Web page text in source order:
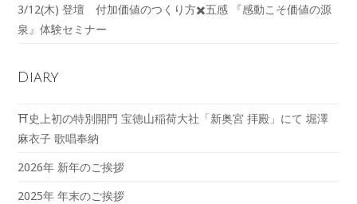
3/12(木) 登壇 付加価値のつくり方✖️五感 『感動こそ価値の源
泉』体験セミナー
Diary
⛩️史上初の特別開門 宝徳山稲荷大社「新奥宮 拝殿」にて 堀澤
麻衣子 歌唱奉納
2026年 新年のご挨拶
2025年 年末のご挨拶